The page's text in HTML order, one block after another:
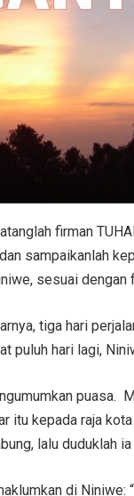
firman
sampaikanlah
sesuai dengan
tiga hari
puluh hari lagi,
puasa.
itu kepada raja
lalu duduklah ia
di Niniwe: